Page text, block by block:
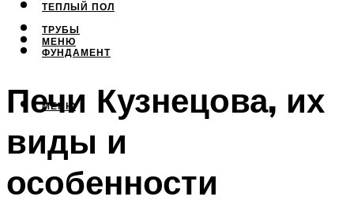
ТЕПЛЫЙ ПОЛ
ТРУБЫ
ФУНДАМЕНТ
МЕНЮ
МЕНЮ
Печи Кузнецова, их
виды и
особенности